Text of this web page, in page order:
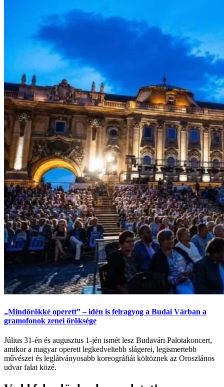
„Mindörökké operett” – idén is felragyog a Budai Várban a
gramofonok zenei öröksége
Július 31-én és augusztus 1-jén ismét lesz Budavári Palotakoncert,
amikor a magyar operett legkedveltebb slágerei, legismertebb
művészei és leglátványosabb koreográfiái költöznek az Oroszlános
udvar falai közé.